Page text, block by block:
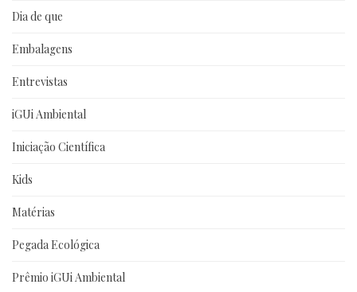
Dia de que
Embalagens
Entrevistas
iGUi Ambiental
Iniciação Científica
Kids
Matérias
Pegada Ecológica
Prêmio iGUi Ambiental